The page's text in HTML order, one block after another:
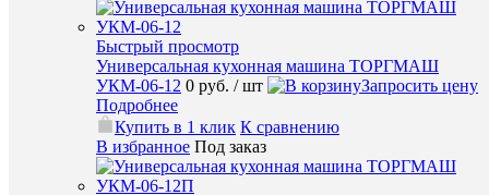
Быстрый просмотр
Универсальная кухонная машина ТОРГМАШ
УКМ-06-12 0 руб. / шт
Запросить цену
Подробнее
Купить в 1 клик К сравнению
В избранное Под заказ
/
Купить